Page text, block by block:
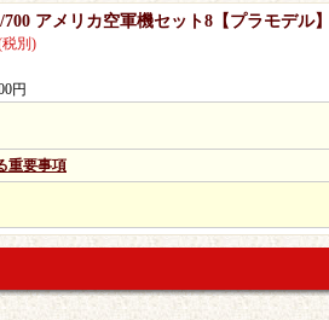
アメリカ空軍機セット8【プラモデル】
税別)
円
重要事項